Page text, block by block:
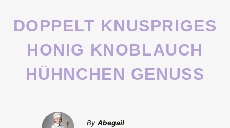
DOPPELT KNUSPRIGES
HONIG KNOBLAUCH
HÜHNCHEN GENUSS
By Abegail